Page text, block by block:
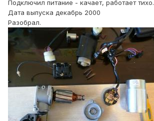
Подключил питание - качает, работает тихо.
Дата выпуска декабрь 2000
Разобрал.